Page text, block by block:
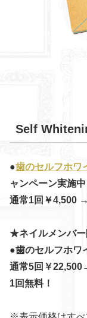
Self
●歯のセルフホワ
ャンペーン実施中
通常1回￥4,500
★ネイルメンバ
●歯のセルフホワ
通常5回￥
1回無料！